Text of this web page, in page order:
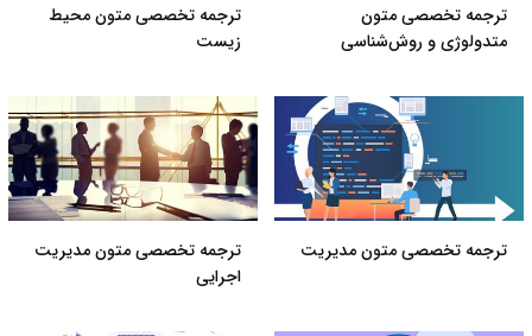
ترجمه تخصصی متون
متدولوژی و روش‌شناسی
ترجمه تخصصی متون محیط
زیست
ترجمه تخصصی متون مدیریت
ترجمه تخصصی متون مدیریت
اجرایی